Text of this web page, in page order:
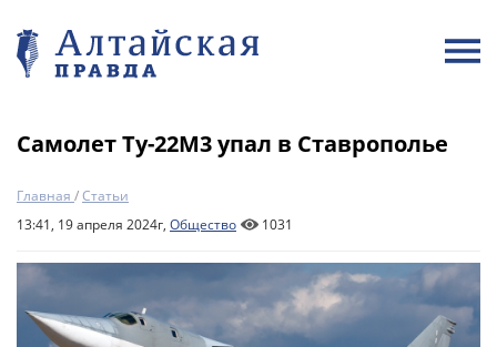
Самолет Ту-22М3 упал в Ставрополье
Главная /Статьи
13:41, 19 апреля 2024г, Общество 1031